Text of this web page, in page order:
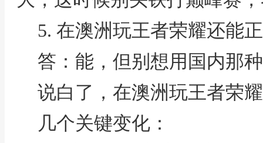
5. 在澳洲玩王者荣耀还能
答：能，但别想用国内那
说白了，在澳洲玩王者荣
几个关键变化：